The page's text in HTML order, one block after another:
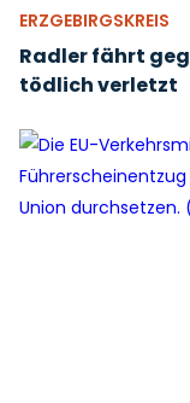
ERZGEBIRGSKREIS
Radler fährt
tödlich verletzt